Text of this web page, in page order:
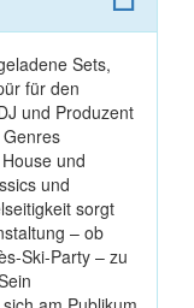
Sets,
für den
und Produzent
und
und
sorgt
– ob
Ski-Party – zu